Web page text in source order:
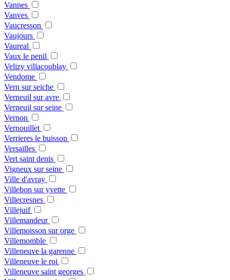
Vannes
Vanves
Vaucresson
Vaujours
Vaureal
Vaux le penil
Velizy villacoublay
Vendome
Vern sur seiche
Verneuil sur avre
Verneuil sur seine
Vernon
Vernouillet
Verrieres le buisson
Versailles
Vert saint denis
Vigneux sur seine
Ville d'avray
Villebon sur yvette
Villecresnes
Villejuif
Villemandeur
Villemoisson sur orge
Villemomble
Villeneuve la garenne
Villeneuve le roi
Villeneuve saint georges